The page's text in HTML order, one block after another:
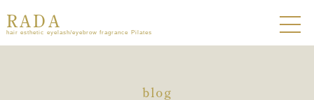
RADA
hair esthetic eyelash/eyebrow fragrance Pilates
blog